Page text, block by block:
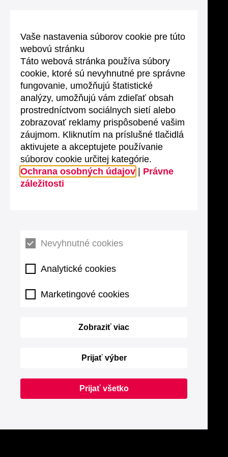
Vaše nastavenia súborov cookie pre túto
webovú stránku
Táto webová stránka používa súbory
cookie, ktoré sú nevyhnutné pre správne
fungovanie, umožňujú štatistické
analýzy, umožňujú vám zdieľať obsah
prostredníctvom sociálnych sietí alebo
zobrazovať reklamy prispôsobené vašim
záujmom. Kliknutím na príslušné tlačidlá
aktivujete a akceptujete používanie
súborov cookie určitej kategórie.
Ochrana osobných údajov
Právne
záležitosti
Nevyhnutné cookies
Analytické cookies
Marketingové cookies
Zobraziť viac
Prijať výber
Prijať všetko